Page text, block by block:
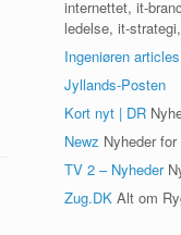
internettet, it-
ledelse, it-
Ingeniøren articles
Jyllands-Posten
Kort nyt | DR
Newz Nyheder
TV 2 – Nyheder
Zug.DK Alt om